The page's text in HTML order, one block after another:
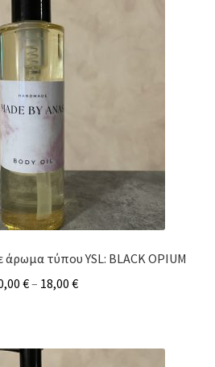
τύπου YSL: BLACK OPIUM
€– 18,00 €